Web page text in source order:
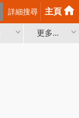
詳細搜尋 主頁
更多...